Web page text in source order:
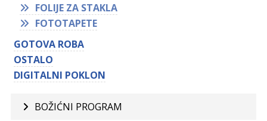
FOLIJE ZA STAKLA
FOTOTAPETE
GOTOVA ROBA
OSTALO
DIGITALNI POKLON
BOŽIĆNI PROGRAM